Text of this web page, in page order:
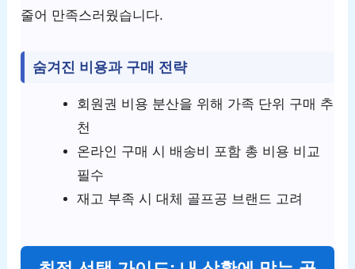
줄어 만족스러웠습니다.
숨겨진 비용과 구매 전략
회원권 비용 분산을 위해 가족 단위 구매 추
천
온라인 구매 시 배송비 포함 총 비용 비교
필수
재고 부족 시 대체 골프공 브랜드 고려